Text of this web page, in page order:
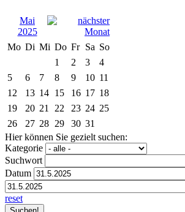
Mai
2025
Mo Di Mi Do Fr Sa So
1
2 3
4
5
6 7 8 9 10 11
12
13 14 15 16 17 18
19
20 21 22 23 24 25
26
27 28 29 30 31
Hier können Sie gezielt suchen:
Kategorie
Suchwort
Datum
reset